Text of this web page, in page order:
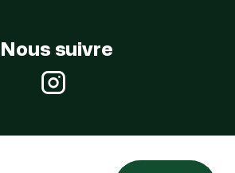
Nous suivre
Instagram